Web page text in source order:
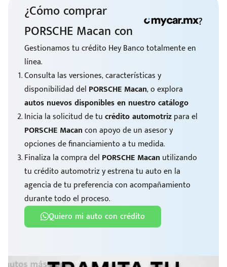
¿Cómo comprar
PORSCHE Macan con
?
Gestionamos tu crédito Hey Banco totalmente en
línea.
Consulta las versiones, características y
disponibilidad del PORSCHE Macan, o explora
autos nuevos disponibles en nuestro catálogo
Inicia la solicitud de tucrédito automotrizpara el
PORSCHE Macancon apoyo de un asesor y
opciones de financiamiento a tu medida.
Finaliza la compra del PORSCHE Macan utilizando
tu crédito automotriz y estrena tu auto en la
agencia de tu preferencia con acompañamiento
durante todo el proceso.
Quiero mi auto con crédito